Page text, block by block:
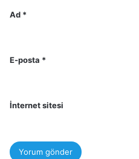
Ad *
E-posta *
İnternet sitesi